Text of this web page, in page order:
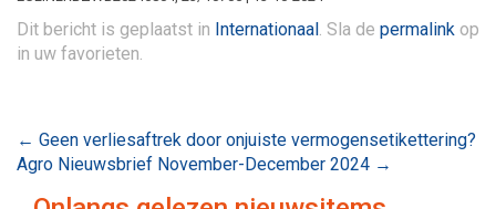
Dit bericht is geplaatst in Internationaal . Sla de permalink op
in uw favorieten.
Bericht
navigatie
← Geen verliesaftrek door onjuiste vermogensetikettering?
Agro Nieuwsbrief November-December 2024 →